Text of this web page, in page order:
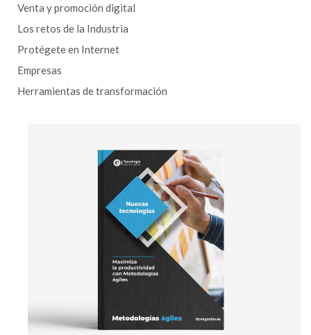
Venta y promoción digital
Los retos de la Industria
Protégete en Internet
Empresas
Herramientas de transformación